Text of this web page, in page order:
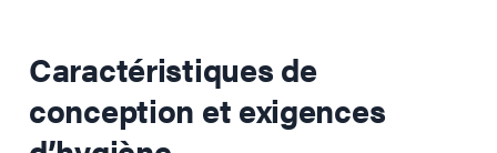
Caractéristiques de
conception et exigences